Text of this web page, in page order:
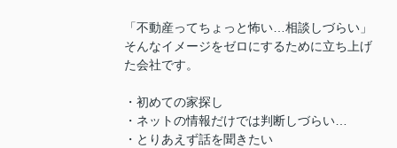
「不動産ってちょっと怖い…相談しづらい」
そんなイメージをゼロにするために立ち上げ
た会社です。
・初めての家探し
・ネットの情報だけでは判断しづらい…
・とりあえず話を聞きたい